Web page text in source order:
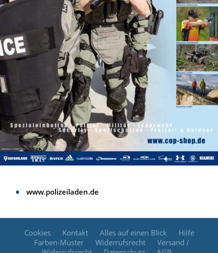
www.polizeiladen.de
Cookies Kontakt Alles auf einen Blick
Hilfe
Farben-Muster
Widerrufsrecht
Versand /